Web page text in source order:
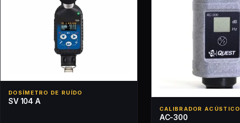
DOSÍMETRO DE RUÍDO
SV 104 A
CALIBRADOR ACÚSTICO
AC-300